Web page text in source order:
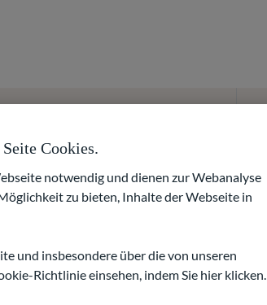
5 – 30
Mio. €
Cookies.
notwendig und dienen zur Webanalyse
zu bieten, Inhalte der Webseite in
und insbesondere über die von unseren
Richtlinie einsehen, indem Sie hier klicken.